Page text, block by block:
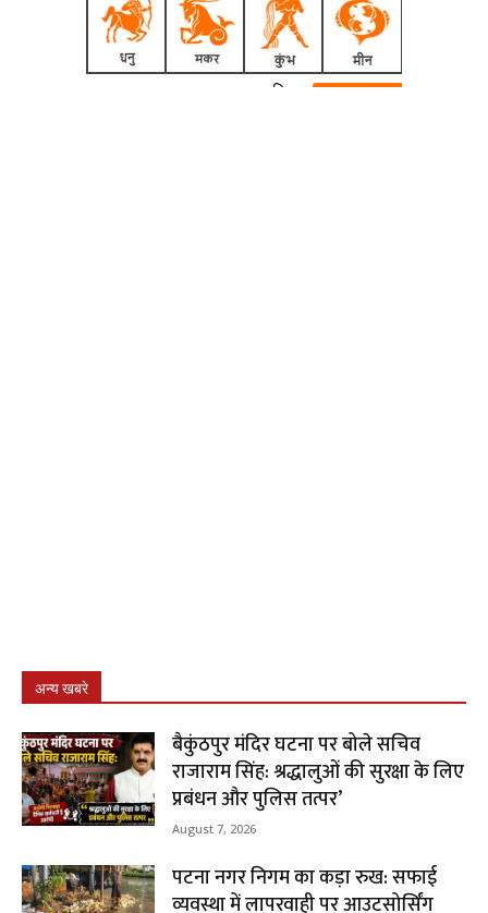
अन्य खबरे
बैकुंठपुर मंदिर घटना पर बोले सचिव
राजाराम सिंह: श्रद्धालुओं की सुरक्षा के लिए
प्रबंधन और पुलिस तत्पर’
August 7, 2026
पटना नगर निगम का कड़ा रुख: सफाई
व्यवस्था में लापरवाही पर आउटसोर्सिंग